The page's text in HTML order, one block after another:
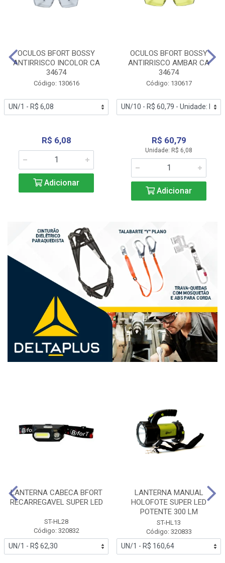
OCULOS BFORT BOSSY
ANTIRRISCO INCOLOR CA
34674
Código: 130616
R$ 6,08
Adicionar
OCULOS BFORT BOSSY
ANTIRRISCO AMBAR CA
34674
Código: 130617
R$ 60,79
Unidade: R$ 6,08
Adicionar
LANTERNA CABECA BFORT
RECARREGAVEL SUPER LED
ST-HL28
Código: 320832
LANTERNA MANUAL
HOLOFOTE SUPER LED
POTENTE 300 LM
ST-HL13
Código: 320833